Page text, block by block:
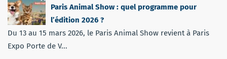
Paris Animal Show : quel programme pour
l’édition 2026 ?
Du 13 au 15 mars 2026, le Paris Animal Show revient à Paris
Expo Porte de V...